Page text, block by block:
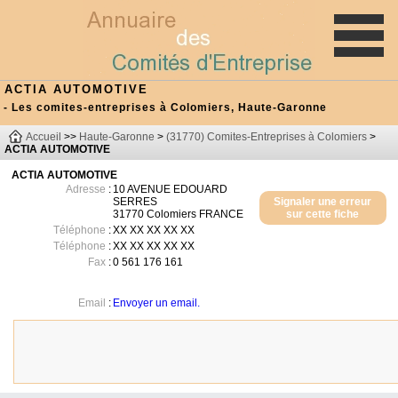
ACTIA AUTOMOTIVE
- Les comites-entreprises à Colomiers, Haute-Garonne
Accueil >> Haute-Garonne > (31770) Comites-Entreprises à Colomiers >
ACTIA AUTOMOTIVE
ACTIA AUTOMOTIVE
Signaler une erreur
sur cette fiche
Adresse : 10 AVENUE EDOUARD
SERRES
31770 Colomiers FRANCE
Téléphone :XX XX XX XX XX
Téléphone :XX XX XX XX XX
Fax :0 561 176 161
Email : Envoyer un email.